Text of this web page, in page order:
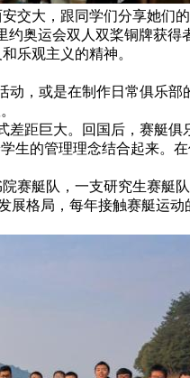
大，跟同学们分享她们
奥运会双人双桨铜牌获
乐观主义的精神。
，或是在制作日常俱乐部
距巨大。回国后，赛艇
生的管理理念结合起来。
艇队，一支研究生赛艇
格局，每年接触赛艇运